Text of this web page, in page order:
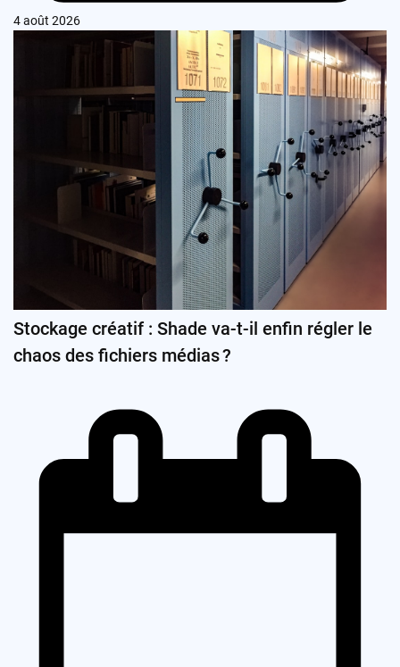
4 août 2026
Stockage créatif : Shade va-t-il enfin régler le
chaos des fichiers médias ?